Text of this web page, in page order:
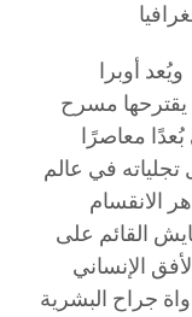
ويُعد أوبرا Didon et Enée أحد أبرز روائع التراث
يقترحها مسرح
معاصرًا
تجلياته في عالم
الانقسام
القائم على
الإنساني